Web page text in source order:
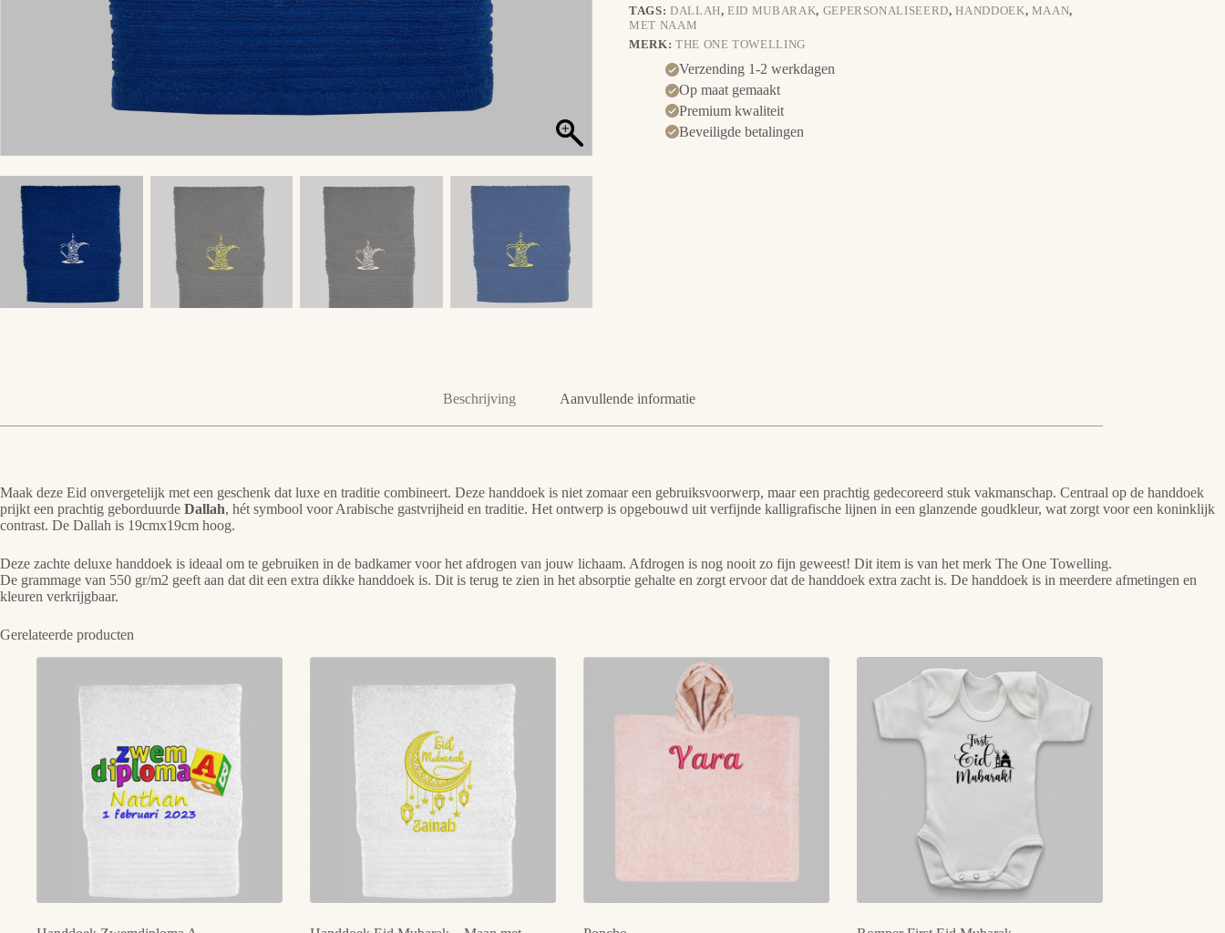
TAGS: DALLAH,EID MUBARAK, GEPERSONALISEERD,HANDDOEK, MAAN,
MET NAAM
MERK: THE ONE TOWELLING
Verzending 1-2 werkdagen
Op maat gemaakt
Premium kwaliteit
Beveiligde betalingen
Beschrijving Aanvullende informatie
Maak deze Eid onvergetelijk met een geschenk dat luxe en traditie combineert. Deze handdoek is niet zomaar een gebruiksvoorwerp, maar een prachtig gedecoreerd stuk vakmanschap. Centraal op de handdoek
prijkt een prachtig geborduurde Dallah, hét symbool voor Arabische gastvrijheid en traditie. Het ontwerp is opgebouwd uit verfijnde kalligrafische lijnen in een glanzende goudkleur, wat zorgt voor een koninklijk
contrast. De Dallah is 19cmx19cm hoog.
Deze zachte deluxe handdoek is ideaal om te gebruiken in de badkamer voor het afdrogen van jouw lichaam. Afdrogen is nog nooit zo fijn geweest! Dit item is van het merk The One Towelling.
De grammage van 550 gr/m2 geeft aan dat dit een extra dikke handdoek is. Dit is terug te zien in het absorptie gehalte en zorgt ervoor dat de handdoek extra zacht is. De handdoek is in meerdere afmetingen en
kleuren verkrijgbaar.
Gerelateerde producten